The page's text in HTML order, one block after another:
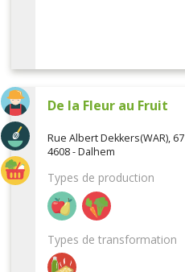
De la Fleur au Fruit
Rue Albert Dekkers(WAR), 67
4608 - Dalhem
Types de production
Types de transformation